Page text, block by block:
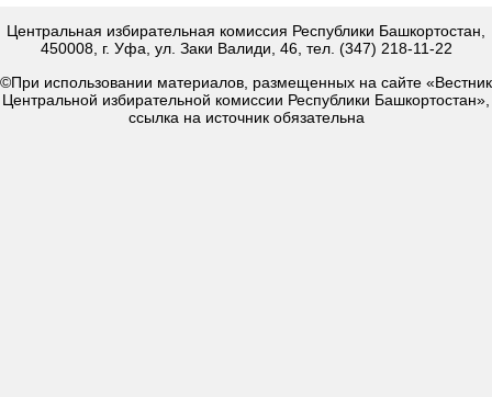
Центральная избирательная комиссия Республики Башкортостан,
450008, г. Уфа, ул. Заки Валиди, 46, тел. (347) 218-11-22
©При использовании материалов, размещенных на сайте «Вестник
Центральной избирательной комиссии Республики Башкортостан»,
ссылка на источник обязательна